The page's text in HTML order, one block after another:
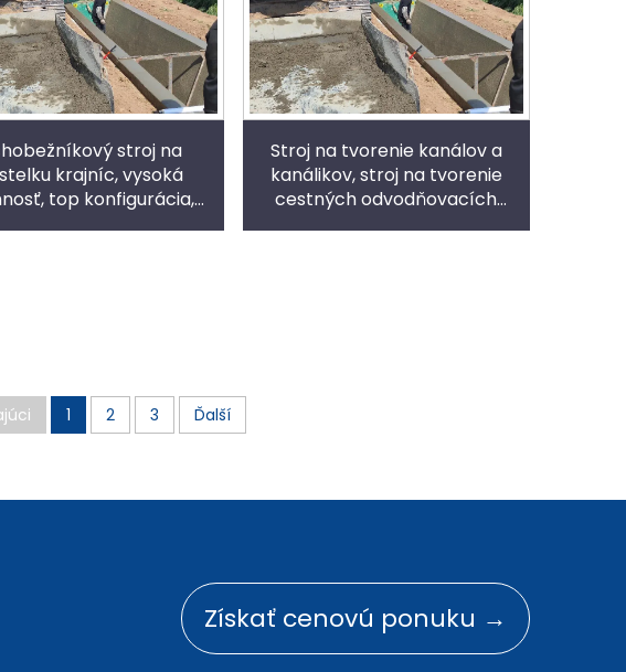
stroj na
krajníc, vysoká
top konfigurácia,
Stroj na tvorenie kanálov a
kanálikov, stroj na tvorenie
cestných odvodňovacích
1 2 3 Ďalší
Získať cenovú ponuku →